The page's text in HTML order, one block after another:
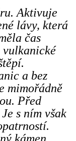
Aktivuje
lávy, která
čas
vulkanické
a bez
mimořádně
Před
s ním však